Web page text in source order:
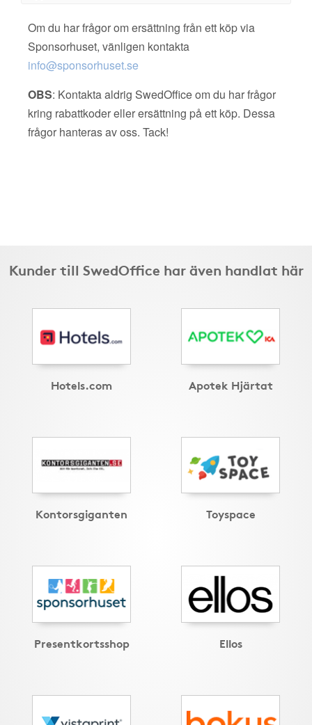
Om du har frågor om ersättning från ett köp via
Sponsorhuset, vänligen kontakta
info@sponsorhuset.se
OBS: Kontakta aldrig SwedOffice om du har frågor
kring rabattkoder eller ersättning på ett köp. Dessa
frågor hanteras av oss. Tack!
Kunder till SwedOffice har även handlat här
Hotels.com Apotek Hjärtat
Kontorsgiganten Toyspace
Presentkortsshop Ellos